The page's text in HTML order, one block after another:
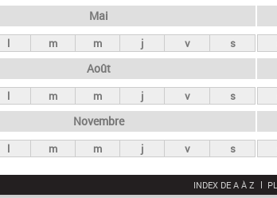
Mai
l m m j v s
Août
l m m j v s
Novembre
l m m j v s
INDEX DE A À Z